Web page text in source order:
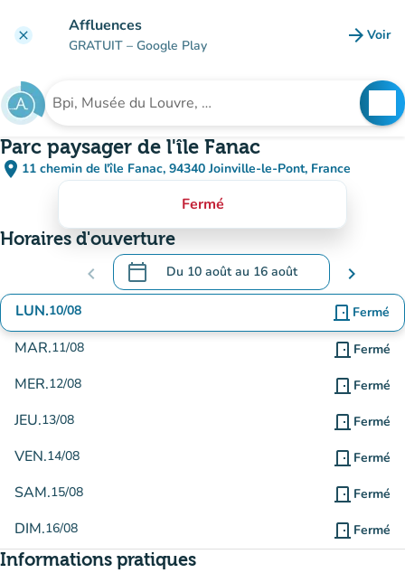
clear Affluences
GRATUIT – Google Play arrow_forward Voir
Rechercher un établissement
Parc paysager de l'île Fanac
place 11 chemin de l'île Fanac, 94340 Joinville-le-Pont, France
(ouvrir dans Google Maps)
(nouvel onglet)
Fermé
Horaires d'ouverture
chevron_left calendar_today Du 10 aoûtau 16 août
.Ouvrir le calendrier pour changer de
chevron_right
LUN.10/08 door_front Fermé
MAR.11/08 door_front Fermé
MER.12/08 door_front Fermé
JEU.13/08 door_front Fermé
VEN.14/08 door_front Fermé
SAM.15/08 door_front Fermé
DIM.16/08 door_front Fermé
Informations pratiques